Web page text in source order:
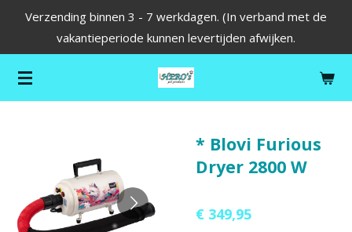
de
hoofdinhoud
Verzending binnen 3 - 7 werkdagen. (In verband met de
vakantieperiode kunnen levertijden afwijken.
* Blovi Furious
Dryer 2800 W
€ 349,95